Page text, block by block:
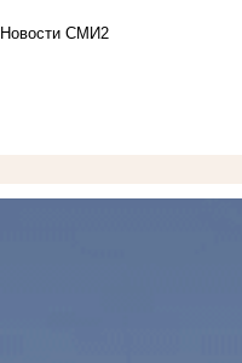
Новости СМИ2